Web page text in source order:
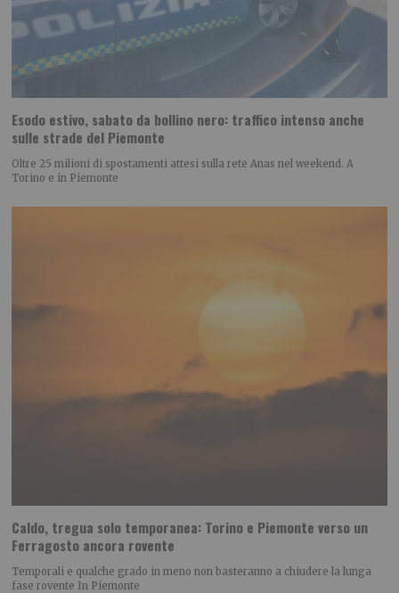
Esodo estivo, sabato da bollino nero: traffico intenso anche
sulle strade del Piemonte
Oltre 25 milioni di spostamenti attesi sulla rete Anas nel weekend. A
Torino e in Piemonte
Caldo, tregua solo temporanea: Torino e Piemonte verso un
Ferragosto ancora rovente
Temporali e qualche grado in meno non basteranno a chiudere la lunga
fase rovente In Piemonte